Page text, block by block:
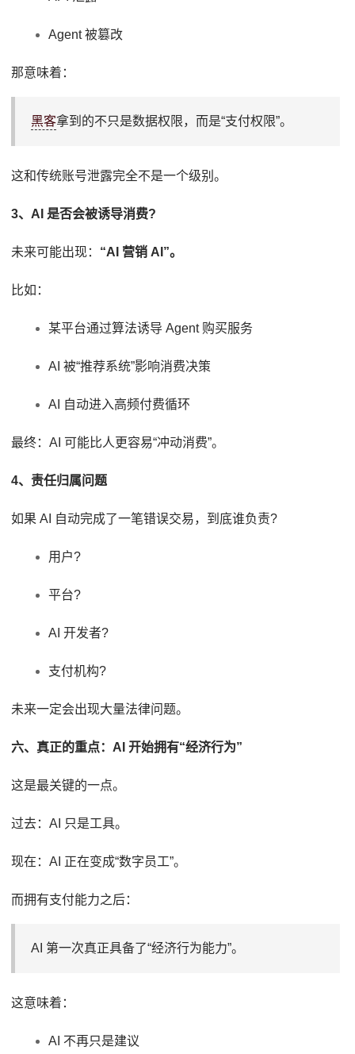
Agent 被篡改
那意味着：
黑客拿到的不只是数据权限，而是“支付权限”。
这和传统账号泄露完全不是一个级别。
3、AI 是否会被诱导消费?
未来可能出现： “AI 营销 AI”。
比如：
某平台通过算法诱导 Agent 购买服务
AI 被“推荐系统”影响消费决策
AI 自动进入高频付费循环
最终：AI 可能比人更容易“冲动消费”。
4、责任归属问题
如果 AI 自动完成了一笔错误交易，到底谁负责?
用户?
平台?
AI 开发者?
支付机构?
未来一定会出现大量法律问题。
六、真正的重点：AI 开始拥有“经济行为”
这是最关键的一点。
过去：AI 只是工具。
现在：AI 正在变成“数字员工”。
而拥有支付能力之后：
AI 第一次真正具备了“经济行为能力”。
这意味着：
AI 不再只是建议